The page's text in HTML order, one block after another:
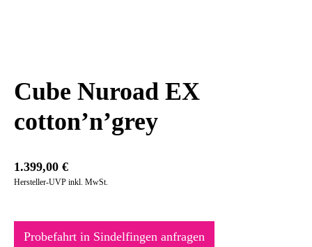
Cube Nuroad EX
cotton’n’grey
1.399,00 €
Hersteller-UVP inkl. MwSt.
Probefahrt in Sindelfingen anfragen